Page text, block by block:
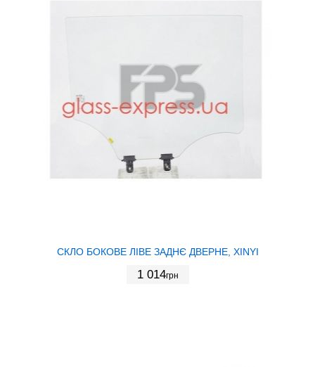
СКЛО БОКОВЕ ЛІВЕ ЗАДНЄ ДВЕРНЕ, XINYI
1 014грн